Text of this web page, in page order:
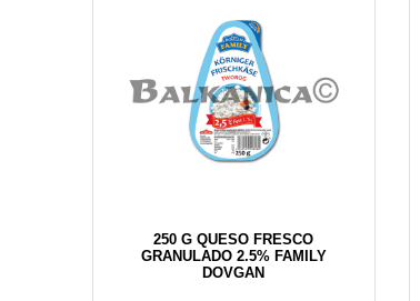
250 G QUESO FRESCO
GRANULADO 2.5% FAMILY
DOVGAN